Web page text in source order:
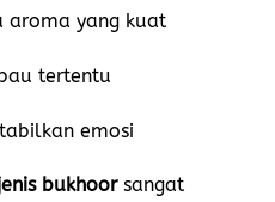
aroma yang kuat
tertentu
emosi
bukhoorsangat